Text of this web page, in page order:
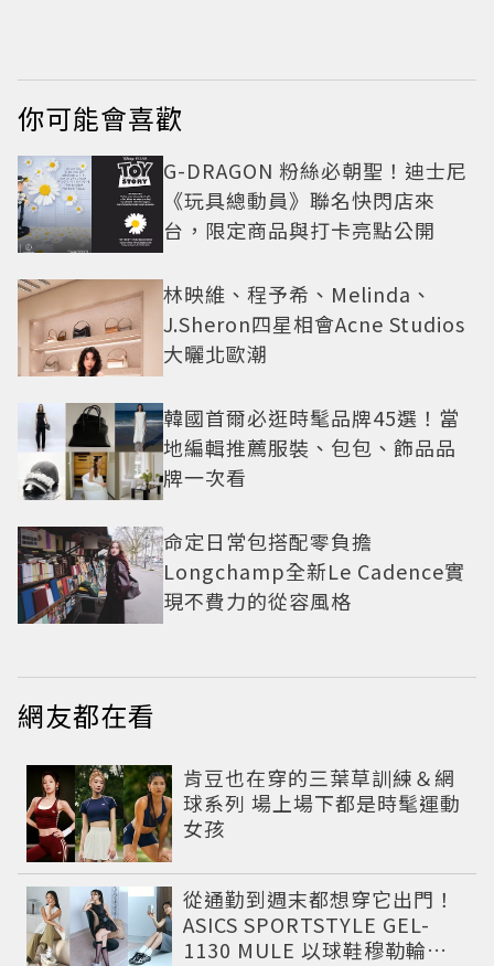
你可能會喜歡
G-DRAGON 粉絲必朝聖！迪士尼
《玩具總動員》聯名快閃店來
台，限定商品與打卡亮點公開
林映維、程予希、Melinda、
J.Sheron四星相會Acne Studios
大曬北歐潮
韓國首爾必逛時髦品牌45選！當
地編輯推薦服裝、包包、飾品品
牌一次看
命定日常包搭配零負擔
Longchamp全新Le Cadence實
現不費力的從容風格
網友都在看
肯豆也在穿的三葉草訓練＆網
球系列 場上場下都是時髦運動
女孩
從通勤到週末都想穿它出門！
ASICS SPORTSTYLE GEL-
1130 MULE 以球鞋穆勒輪廓